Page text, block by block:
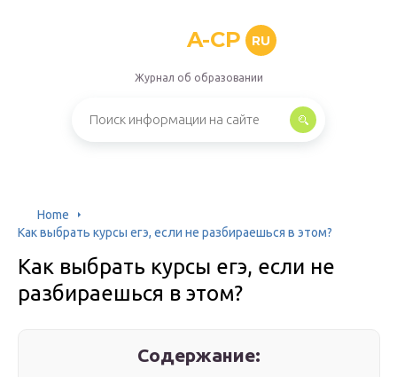
A-CP RU
Журнал об образовании
Home
Как выбрать курсы егэ, если не разбираешься в этом?
Как выбрать курсы егэ, если не
разбираешься в этом?
Содержание: